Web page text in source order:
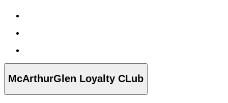
McArthurGlen Loyalty CLub